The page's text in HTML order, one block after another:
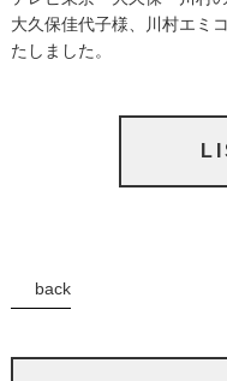
大久保佳代子様、川村エミ
たしました。
back